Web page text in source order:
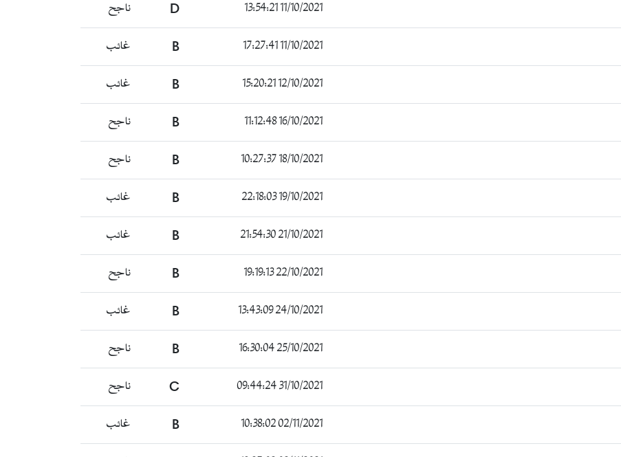
11/10/2021 13:54:21
D ناجح
11/10/2021 17:27:41
B غائب
12/10/2021 15:20:21
B غائب
16/10/2021 11:12:48
B ناجح
18/10/2021 10:27:37
B ناجح
19/10/2021 22:18:03
B غائب
21/10/2021 21:54:30
B غائب
22/10/2021 19:19:13
B ناجح
24/10/2021 13:43:09
B غائب
25/10/2021 16:30:04
B ناجح
31/10/2021 09:44:24
C ناجح
02/11/2021 10:38:02
B غائب